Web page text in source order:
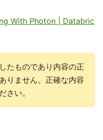
With Photon | Databric
たものであり内容の正
りません。正確な内容
さい。